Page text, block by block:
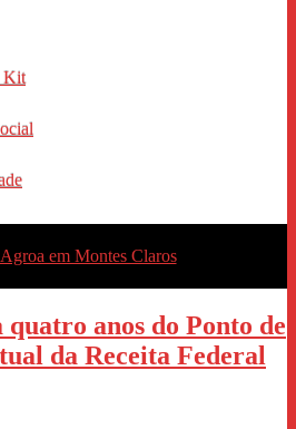
Kit
anos do Ponto de
da Receita Federal